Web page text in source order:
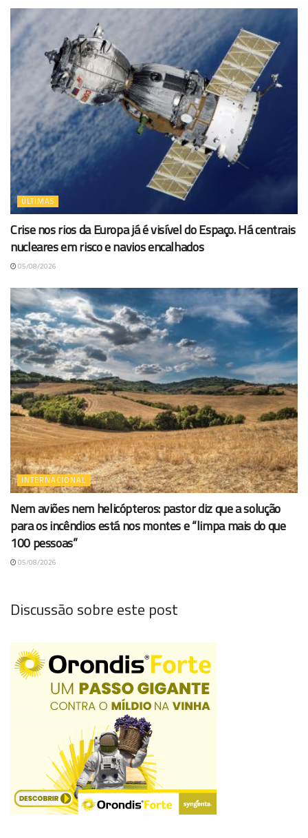
ÚLTIMAS
Crise nos rios da Europa já é visível do Espaço. Há centrais
nucleares em risco e navios encalhados
05/08/2026
INTERNACIONAL
Nem aviões nem helicópteros: pastor diz que a solução
para os incêndios está nos montes e “limpa mais do que
100 pessoas”
05/08/2026
Discussão sobre este post